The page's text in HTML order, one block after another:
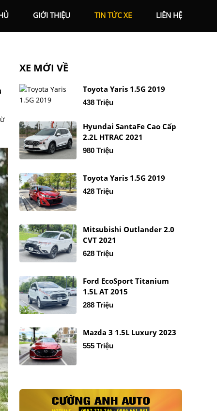
GIỚI THIỆU TIN TỨC XE LIÊN HỆ
XE MỚI VỀ
Toyota Yaris 1.5G 2019
438 Triệu
Hyundai SantaFe Cao Cấp
2.2L HTRAC 2021
980 Triệu
Toyota Yaris 1.5G 2019
428 Triệu
Mitsubishi Outlander 2.0
CVT 2021
628 Triệu
Ford EcoSport Titanium
1.5L AT 2015
288 Triệu
Mazda 3 1.5L Luxury 2023
555 Triệu